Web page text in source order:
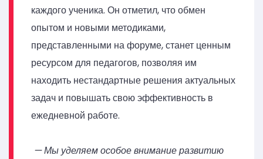
каждого ученика. Он отметил, что обмен
опытом и новыми методиками,
представленными на форуме, станет ценным
ресурсом для педагогов, позволяя им
находить нестандартные решения актуальных
задач и повышать свою эффективность в
ежедневной работе.
— Мы уделяем особое внимание развитию